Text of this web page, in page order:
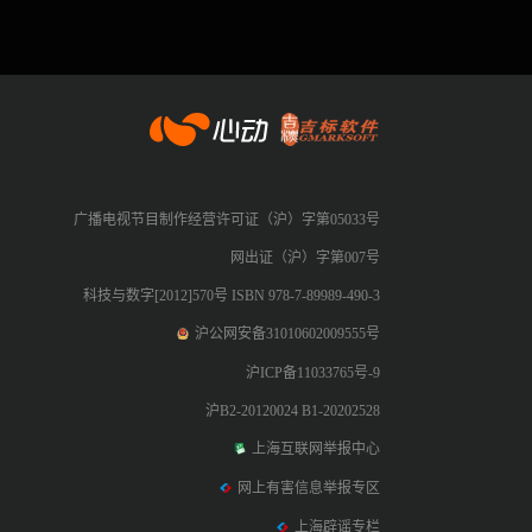
广播电视节目制作经营许可证（沪）字第05033号
网出证（沪）字第007号
科技与数字[2012]570号 ISBN 978-7-89989-490-3
沪公网安备31010602009555号
沪ICP备11033765号-9
沪B2-20120024 B1-20202528
上海互联网举报中心
网上有害信息举报专区
上海辟谣专栏
心动网络